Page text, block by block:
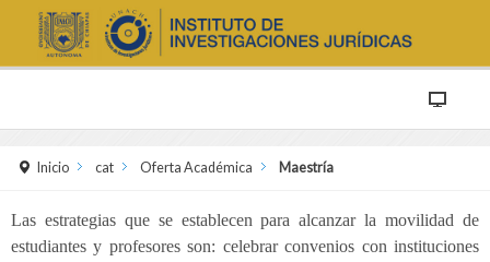
Inicio cat Oferta Académica Maestría
Las estrategias que se establecen para alcanzar la movilidad de
estudiantes y profesores son: celebrar convenios con instituciones